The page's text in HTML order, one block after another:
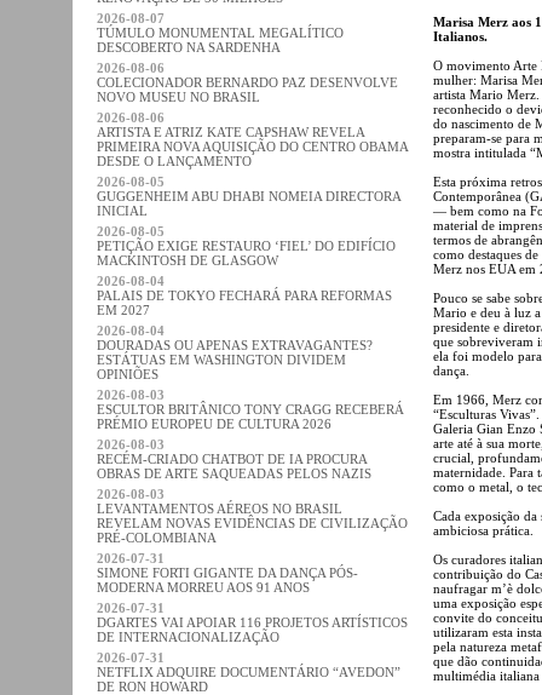
2026-08-07
TÚMULO MONUMENTAL MEGALÍTICO
DESCOBERTO NA SARDENHA
2026-08-06
COLECIONADOR BERNARDO PAZ DESENVOLVE
NOVO MUSEU NO BRASIL
2026-08-06
ARTISTA E ATRIZ KATE CAPSHAW REVELA
PRIMEIRA NOVA AQUISIÇÃO DO CENTRO OBAMA
DESDE O LANÇAMENTO
2026-08-05
GUGGENHEIM ABU DHABI NOMEIA DIRECTORA
INICIAL
2026-08-05
PETIÇÃO EXIGE RESTAURO ‘FIEL’ DO EDIFÍCIO
MACKINTOSH DE GLASGOW
2026-08-04
PALAIS DE TOKYO FECHARÁ PARA REFORMAS
EM 2027
2026-08-04
DOURADAS OU APENAS EXTRAVAGANTES?
ESTÁTUAS EM WASHINGTON DIVIDEM
OPINIÕES
2026-08-03
ESCULTOR BRITÂNICO TONY CRAGG RECEBERÁ
PRÉMIO EUROPEU DE CULTURA 2026
2026-08-03
RECÉM-CRIADO CHATBOT DE IA PROCURA
OBRAS DE ARTE SAQUEADAS PELOS NAZIS
2026-08-03
LEVANTAMENTOS AÉREOS NO BRASIL
REVELAM NOVAS EVIDÊNCIAS DE CIVILIZAÇÃO
PRÉ-COLOMBIANA
2026-07-31
SIMONE FORTI GIGANTE DA DANÇA PÓS-
MODERNA MORREU AOS 91 ANOS
2026-07-31
DGARTES VAI APOIAR 116 PROJETOS ARTÍSTICOS
DE INTERNACIONALIZAÇÃO
2026-07-31
NETFLIX ADQUIRE DOCUMENTÁRIO “AVEDON”
DE RON HOWARD
Marisa Merz aos
Italianos.
O movimento Arte
mulher: Marisa
artista Mario Merz.
reconhecido o
do nascimento de
preparam-se para
mostra intitulada
Esta próxima
Contemporânea
— bem como na
material de
termos de
como destaques
Merz nos EUA em
Pouco se sabe
Mario e deu à luz
presidente e
que sobreviveram
ela foi modelo
dança.
Em 1966, Merz
“Esculturas
Galeria Gian Enzo
arte até à sua
crucial,
maternidade. Para
como o metal, o
Cada exposição da
ambiciosa prática.
Os curadores
contribuição do
naufragar m’è
uma exposição
convite do
utilizaram esta
pela natureza
que dão
multimédia